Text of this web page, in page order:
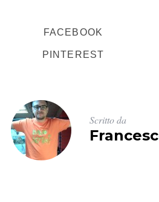
FACEBOOK
PINTEREST
Scritto da